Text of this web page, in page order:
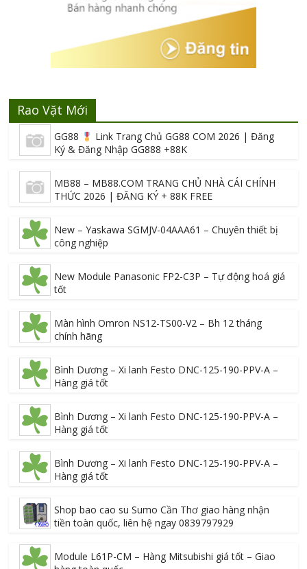
Rao Vặt Mới
GG88
Link Trang Chủ GG88 COM 2026 | Đăng
Ký & Đăng Nhập GG888 +88K
MB88 – MB88.COM TRANG CHỦ NHÀ CÁI CHÍNH
THỨC 2026 | ĐĂNG KÝ + 88K FREE
New – Yaskawa SGMJV-04AAA61 – Chuyên thiết bị
công nghiệp
New Module Panasonic FP2-C3P – Tự động hoá giá
tốt
Màn hình Omron NS12-TS00-V2 – Bh 12 tháng
chính hãng
Bình Dương – Xi lanh Festo DNC-125-190-PPV-A –
Hàng giá tốt
Bình Dương – Xi lanh Festo DNC-125-190-PPV-A –
Hàng giá tốt
Bình Dương – Xi lanh Festo DNC-125-190-PPV-A –
Hàng giá tốt
Shop bao cao su Sumo Cần Thơ giao hàng nhận
tiền toàn quốc, liên hệ ngay 0839797929
Module L61P-CM – Hàng Mitsubishi giá tốt – Giao